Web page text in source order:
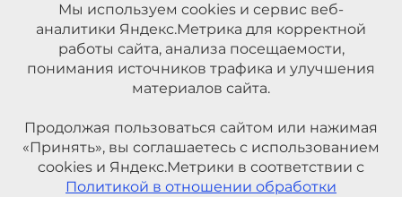
Мы используем cookies и сервис веб-
аналитики Яндекс.Метрика для корректной
работы сайта, анализа посещаемости,
понимания источников трафика и улучшения
материалов сайта.
Продолжая пользоваться сайтом или нажимая
«Принять», вы соглашаетесь с использованием
cookies и Яндекс.Метрики в соответствии с
Политикой в отношении обработки